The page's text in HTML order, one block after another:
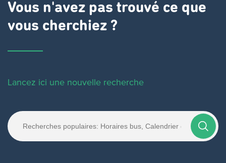
Vous n'avez pas trouvé ce que
vous cherchiez ?
Lancez ici une nouvelle recherche